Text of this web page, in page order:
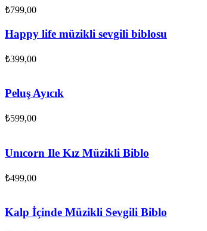
₺799,00
Happy life müzikli sevgili biblosu
₺399,00
Peluş Ayıcık
₺599,00
Unıcorn Ile Kız Müzikli Biblo
₺499,00
Kalp İçinde Müzikli Sevgili Biblo